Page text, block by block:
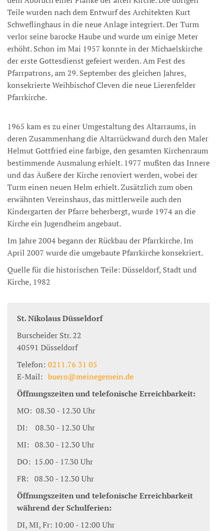
Teile wurden nach dem Entwurf des Architekten Kurt
Schweflinghaus in die neue Anlage integriert. Der Turm
verlor seine barocke Haube und wurde um einige Meter
erhöht. Schon im Mai 1957 konnte in der Michaelskirche
der erste Gottesdienst gefeiert werden. Am Fest des
Pfarrpatrons, am 29. September des gleichen Jahres,
konsekrierte Weihbischof Cleven die neue Lierenfelder
Pfarrkirche.
1965 kam es zu einer Umgestaltung des Altarraums, in
deren Zusammenhang die Altarrückwand durch den Maler
Helmut Gottfried eine farbige, den gesamten Kirchenraum
bestimmende Ausmalung erhielt. 1977 mußten das Innere
und das Äußere der Kirche renoviert werden, wobei der
Turm einen neuen Helm erhielt. Zusätzlich zum oben
erwähnten Vereinshaus, das mittlerweile auch den
Kindergarten der Pfarre beherbergt, wurde 1974 an die
Kirche ein Jugendheim angebaut.
Im Jahre 2004 begann der Rückbau der Pfarrkirche. Im
April 2007 wurde die umgebaute Pfarrkirche konsekriert.
Quelle für die historischen Teile: Düsseldorf, Stadt und
Kirche, 1982
St. Nikolaus Düsseldorf
Burscheider Str. 22
40591 Düsseldorf
Telefon: 0211.76 31 05
E-Mail: buero@meinegemein.de
Öffnungszeiten und telefonische Erreichbarkeit:
MO: 08.30 - 12.30 Uhr
DI: 08.30 - 12.30 Uhr
MI: 08.30 - 12.30 Uhr
DO: 15.00 - 17.30 Uhr
FR: 08.30 - 12.30 Uhr
Öffnungszeiten und telefonische Erreichbarkeit
während der Schulferien:
DI, MI, Fr: 10:00 - 12:00 Uhr